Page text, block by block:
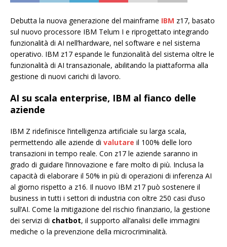
Debutta la nuova generazione del mainframe IBM z17, basato
sul nuovo processore IBM Telum I e riprogettato integrando
funzionalità di AI nell’hardware, nel software e nel sistema
operativo. IBM z17 espande le funzionalità del sistema oltre le
funzionalità di AI transazionale, abilitando la piattaforma alla
gestione di nuovi carichi di lavoro.
AI su scala enterprise, IBM al fianco delle
aziende
IBM Z ridefinisce l’intelligenza artificiale su larga scala,
permettendo alle aziende di valutare il 100% delle loro
transazioni in tempo reale. Con z17 le aziende saranno in
grado di guidare l’innovazione e fare molto di più. Inclusa la
capacità di elaborare il 50% in più di operazioni di inferenza AI
al giorno rispetto a z16. Il nuovo IBM z17 può sostenere il
business in tutti i settori di industria con oltre 250 casi d’uso
sull’AI. Come la mitigazione del rischio finanziario, la gestione
dei servizi di chatbot, il supporto all’analisi delle immagini
mediche o la prevenzione della microcriminalità.